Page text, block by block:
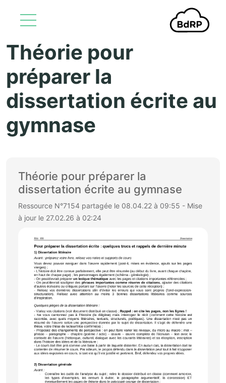
Aller au contenu principal
Théorie pour
préparer la
dissertation écrite au
gymnase
Théorie pour préparer la
dissertation écrite au gymnase
Ressource N°7154 partagée le 08.04.22 à 09:55 - Mise
à jour le 27.02.26 à 02:24